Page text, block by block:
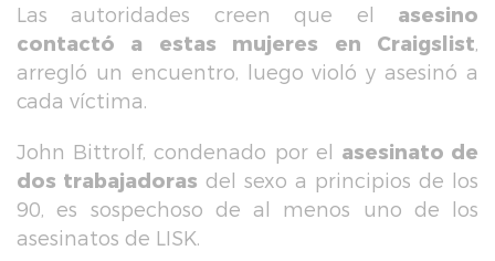
Las autoridades creen que el asesino
contactó a estas mujeres en Craigslist,
arregló un encuentro, luego violó y asesinó a
cada víctima.
John Bittrolf, condenado por el asesinato de
dos trabajadoras del sexo a principios de los
90, es sospechoso de al menos uno de los
asesinatos de LISK.